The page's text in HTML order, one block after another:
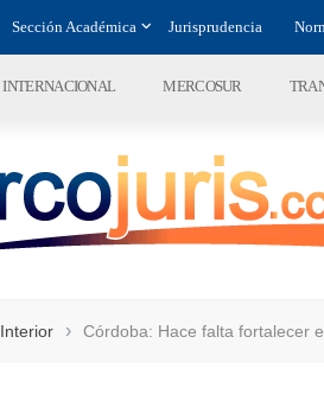
Sección Académica Jurisprudencia
INTERNACIONAL MERCOSUR
Interior › Córdoba: Hace falta fortalecer